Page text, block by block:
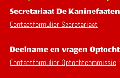
Secretariaat De Kaninefaaten
Contactformulier Secretariaat
Deelname en vragen Optocht
Contactformulier Optochtcommissie